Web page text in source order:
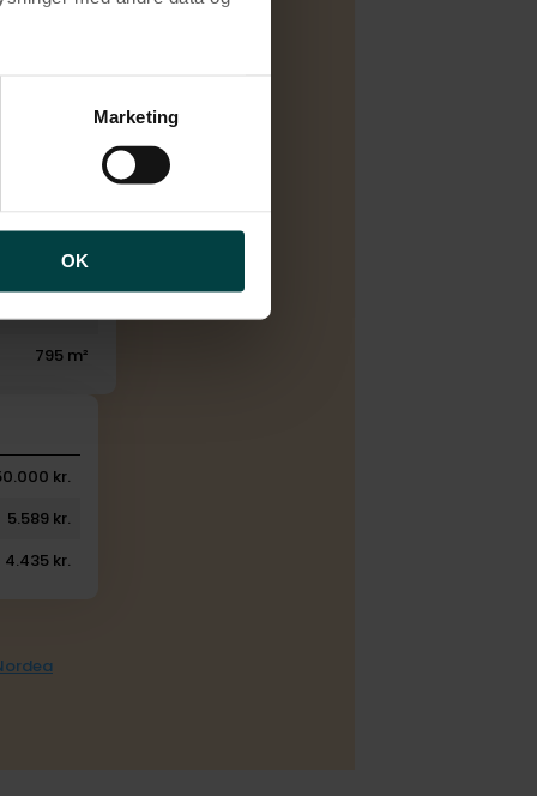
af cookies samt
af personoplysninger
Marketing
OK
1
132 m²
27 m²
795 m²
kr.
5.589 kr.
4.435 kr.